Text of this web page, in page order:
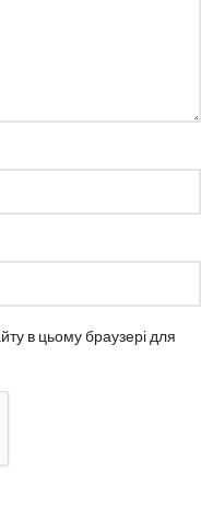
в цьому браузері для